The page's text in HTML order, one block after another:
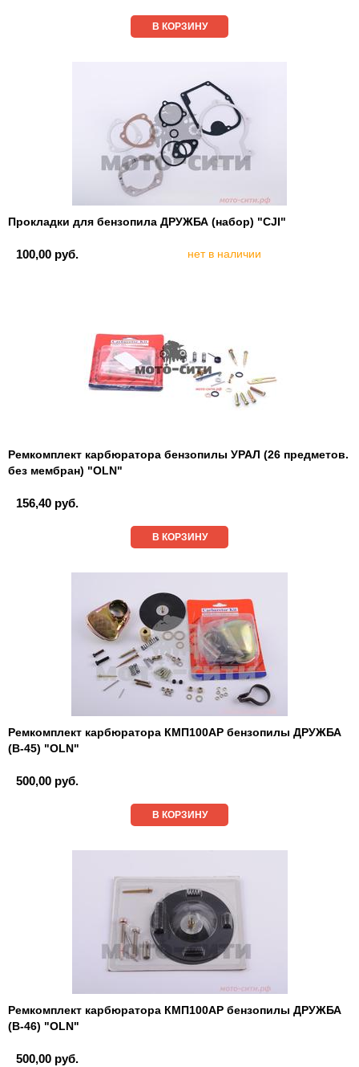
В КОРЗИНУ
Прокладки для бензопила ДРУЖБА (набор) "CJI"
100,00 руб. нет в наличии
Ремкомплект карбюратора бензопилы УРАЛ (26 предметов.
без мембран) "OLN"
156,40 руб.
В КОРЗИНУ
Ремкомплект карбюратора КМП100АР бензопилы ДРУЖБА
(В-45) "OLN"
500,00 руб.
В КОРЗИНУ
Ремкомплект карбюратора КМП100АР бензопилы ДРУЖБА
(В-46) "OLN"
500,00 руб.